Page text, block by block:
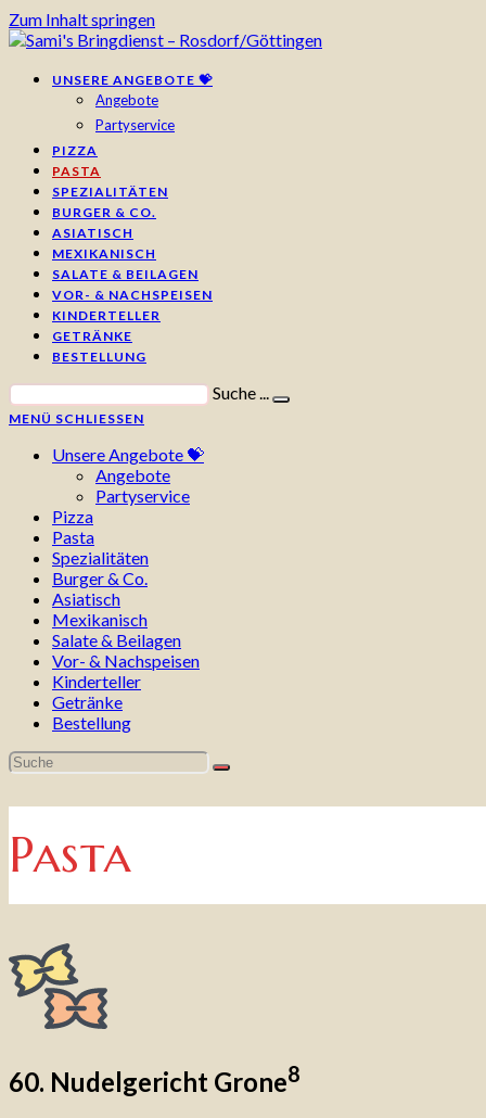
Zum Inhalt springen
UNSERE ANGEBOTE 💝
Angebote
Partyservice
PIZZA
PASTA
SPEZIALITÄTEN
BURGER & CO.
ASIATISCH
MEXIKANISCH
SALATE & BEILAGEN
VOR- & NACHSPEISEN
KINDERTELLER
GETRÄNKE
BESTELLUNG
Suche ...
MENÜ SCHLIESSEN
Unsere Angebote 💝
Angebote
Partyservice
Pizza
Pasta
Spezialitäten
Burger & Co.
Asiatisch
Mexikanisch
Salate & Beilagen
Vor- & Nachspeisen
Kinderteller
Getränke
Bestellung
Pasta
60. Nudelgericht Grone8